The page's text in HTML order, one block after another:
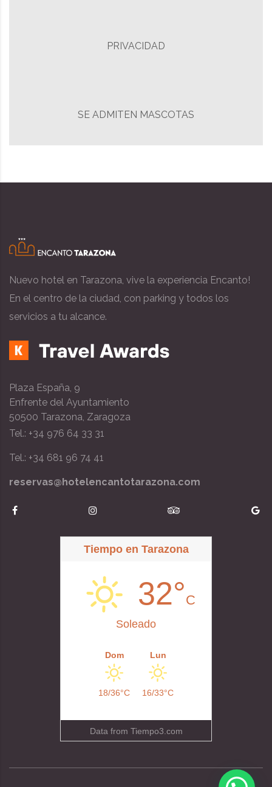
PRIVACIDAD
SE ADMITEN MASCOTAS
Nuevo hotel en Tarazona, vive la experiencia Encanto!
En el centro de la ciudad, con parking y todos los
servicios a tu alcance.
Plaza España, 9
Enfrente del Ayuntamiento
50500 Tarazona, Zaragoza
Tel.: +34 976 64 33 31
Tel.: +34 681 96 74 41
reservas@hotelencantotarazona.com
Tiempo en Tarazona
32°C
Soleado
Dom
18/36°C
Lun
16/33°C
Data from Tiempo3.com